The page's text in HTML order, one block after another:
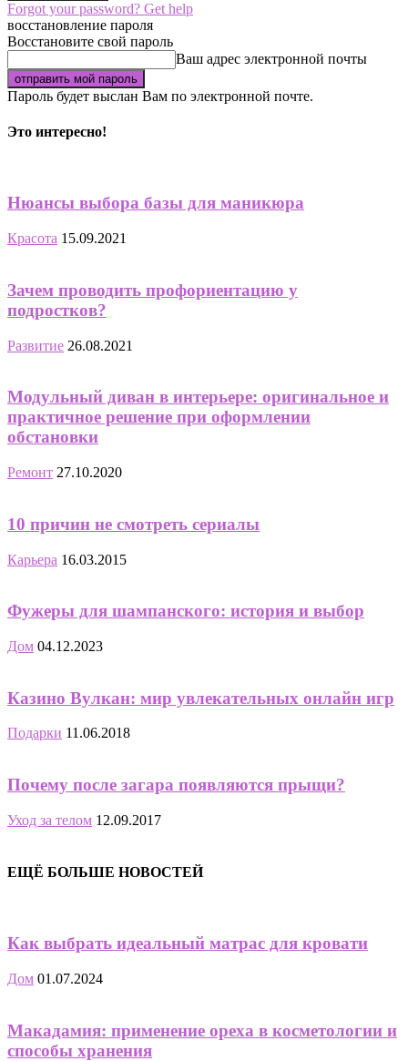
Forgot your password? Get help
восстановление пароля
Восстановите свой пароль
Ваш адрес электронной почты
Пароль будет выслан Вам по электронной почте.
Это интересно!
Нюансы выбора базы для маникюра
Красота 15.09.2021
Зачем проводить профориентацию у
подростков?
Развитие 26.08.2021
Модульный диван в интерьере: оригинальное и
практичное решение при оформлении
обстановки
Ремонт 27.10.2020
10 причин не смотреть сериалы
Карьера 16.03.2015
Фужеры для шампанского: история и выбор
Дом 04.12.2023
Казино Вулкан: мир увлекательных онлайн игр
Подарки 11.06.2018
Почему после загара появляются прыщи?
Уход за телом 12.09.2017
ЕЩЁ БОЛЬШЕ НОВОСТЕЙ
Как выбрать идеальный матрас для кровати
Дом 01.07.2024
Макадамия: применение ореха в косметологии и
способы хранения